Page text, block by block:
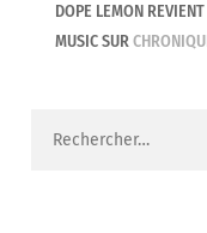
DOPE LEMON
MUSICSUR